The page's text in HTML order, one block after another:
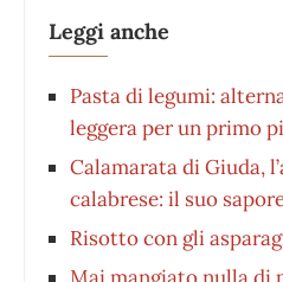
Leggi anche
Pasta di legumi:
leggera per un primo
Calamarata di Giuda,
calabrese: il suo
Risotto con gli